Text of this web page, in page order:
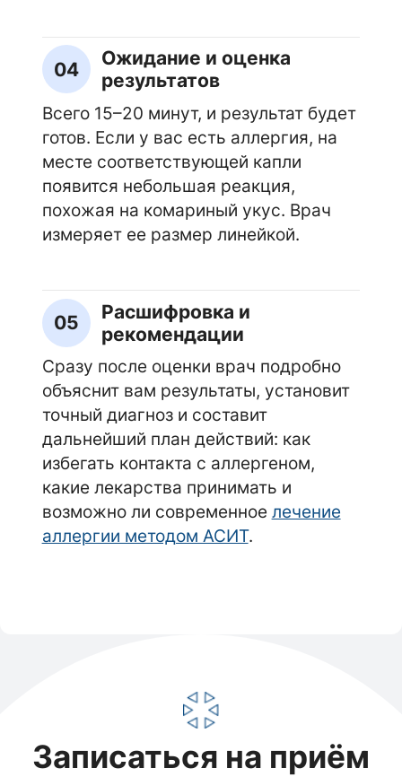
04
Ожидание и оценка
результатов
Всего 15–20 минут, и результат будет
готов. Если у вас есть аллергия, на
месте соответствующей капли
появится небольшая реакция,
похожая на комариный укус. Врач
измеряет ее размер линейкой.
05
Расшифровка и
рекомендации
Сразу после оценки врач подробно
объяснит вам результаты, установит
точный диагноз и составит
дальнейший план действий: как
избегать контакта с аллергеном,
какие лекарства принимать и
возможно ли современное лечение
аллергии методом АСИТ.
Записаться на приём